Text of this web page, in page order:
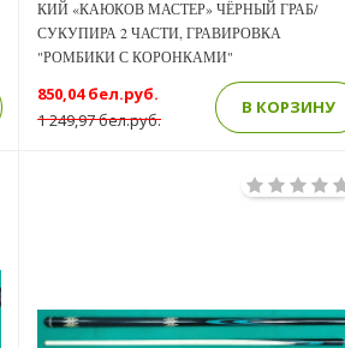
КИЙ «КАЮКОВ МАСТЕР» ЧЁРНЫЙ ГРАБ/
СУКУПИРА 2 ЧАСТИ, ГРАВИРОВКА
"РОМБИКИ С КОРОНКАМИ"
1 249,97 бел.руб.
850,04 бел.руб.
В КОРЗИНУ
Next
Previous